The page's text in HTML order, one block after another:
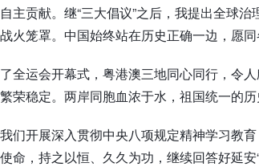
主贡献。继“三大倡议”之后，我提出全球
火笼罩。中国始终站在历史正确一边，愿
全运会开幕式，粤港澳三地同心同行，令
荣稳定。两岸同胞血浓于水，祖国统一的历
们开展深入贯彻中央八项规定精神学习教
命，持之以恒、久久为功，继续回答好延安